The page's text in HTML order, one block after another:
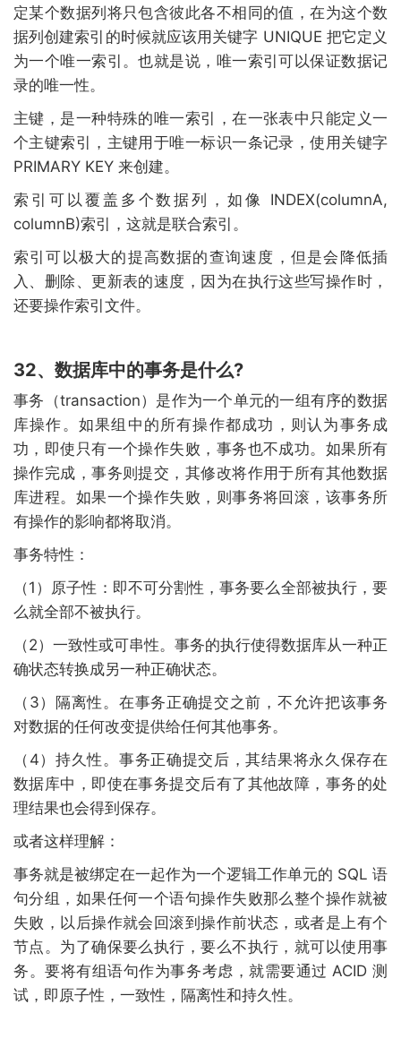
定某个数据列将只包含彼此各不相同的值，在为这个数
据列创建索引的时候就应该用关键字 UNIQUE 把它定义
为一个唯一索引。也就是说，唯一索引可以保证数据记
录的唯一性。
主键，是一种特殊的唯一索引，在一张表中只能定义一
个主键索引，主键用于唯一标识一条记录，使用关键字
PRIMARY KEY 来创建。
索引可以覆盖多个数据列，如像 INDEX(columnA,
columnB)索引，这就是联合索引。
索引可以极大的提高数据的查询速度，但是会降低插
入、删除、更新表的速度，因为在执行这些写操作时，
还要操作索引文件。
32、数据库中的事务是什么?
事务（transaction）是作为一个单元的一组有序的数据
库操作。如果组中的所有操作都成功，则认为事务成
功，即使只有一个操作失败，事务也不成功。如果所有
操作完成，事务则提交，其修改将作用于所有其他数据
库进程。如果一个操作失败，则事务将回滚，该事务所
有操作的影响都将取消。
事务特性：
（1）原子性：即不可分割性，事务要么全部被执行，要
么就全部不被执行。
（2）一致性或可串性。事务的执行使得数据库从一种正
确状态转换成另一种正确状态。
（3）隔离性。在事务正确提交之前，不允许把该事务
对数据的任何改变提供给任何其他事务。
（4）持久性。事务正确提交后，其结果将永久保存在
数据库中，即使在事务提交后有了其他故障，事务的处
理结果也会得到保存。
或者这样理解：
事务就是被绑定在一起作为一个逻辑工作单元的 SQL 语
句分组，如果任何一个语句操作失败那么整个操作就被
失败，以后操作就会回滚到操作前状态，或者是上有个
节点。为了确保要么执行，要么不执行，就可以使用事
务。要将有组语句作为事务考虑，就需要通过 ACID 测
试，即原子性，一致性，隔离性和持久性。